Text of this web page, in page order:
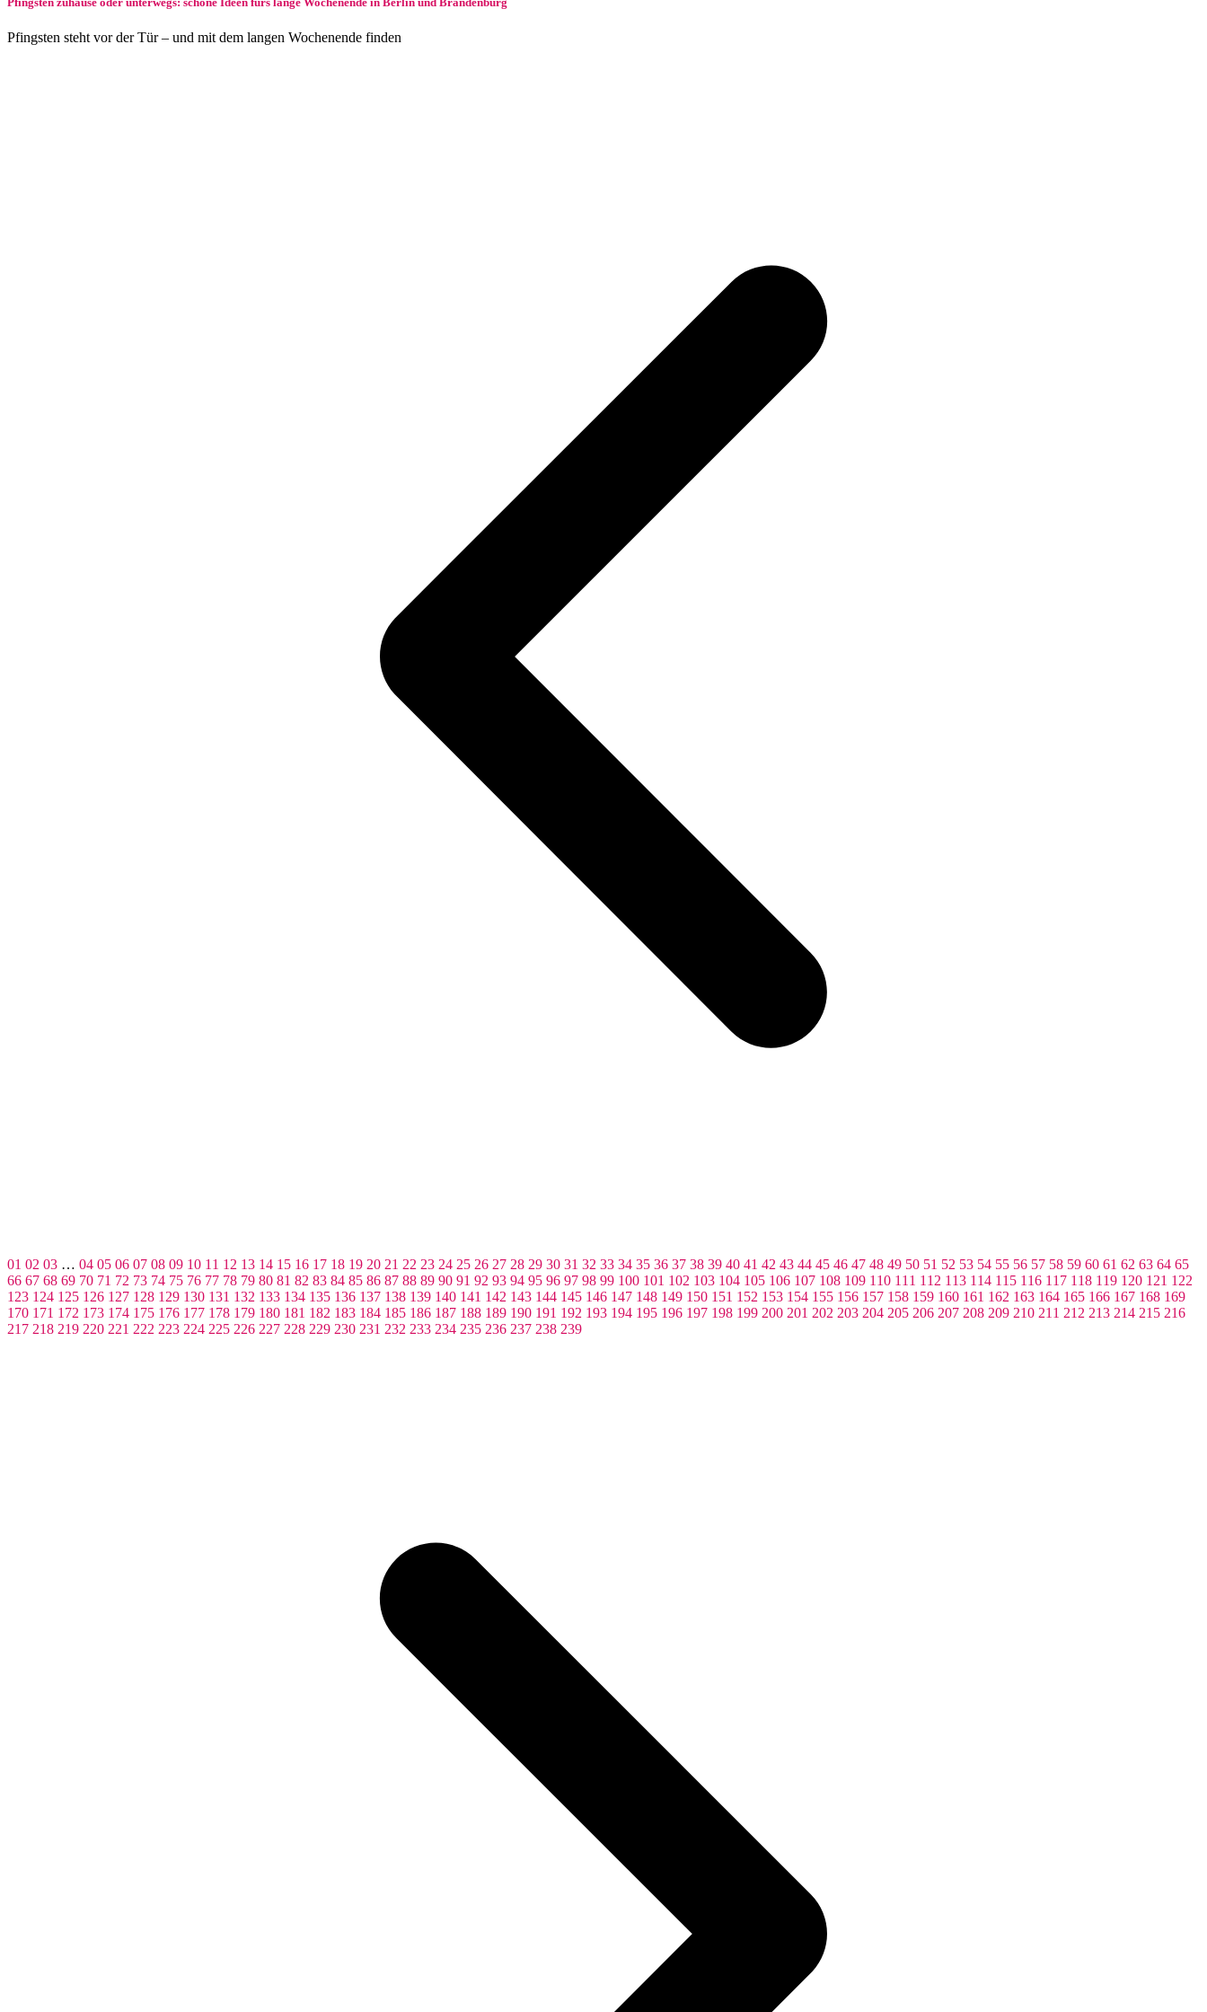
Pfingsten steht vor der Tür – und mit dem langen Wochenende finden
01 02 03 … 04 05 06 07 08 09 10 11 12 13 14 15 16 17 18 19 20 21 22 23 24 25 26 27 28 29 30 31 32 33 34 35 36 37 38 39 40 41 42 43 44 45 46 47 48 49 50 51 52 53 54 55 56 57 58 59 60 61 62 63 64 65
66 67 68 69 70 71 72 73 74 75 76 77 78 79 80 81 82 83 84 85 86 87 88 89 90 91 92 93 94 95 96 97 98 99 100 101 102 103 104 105 106 107 108 109 110 111 112 113 114 115 116 117 118 119 120 121 122
123 124 125 126 127 128 129 130 131 132 133 134 135 136 137 138 139 140 141 142 143 144 145 146 147 148 149 150 151 152 153 154 155 156 157 158 159 160 161 162 163 164 165 166 167 168 169
170 171 172 173 174 175 176 177 178 179 180 181 182 183 184 185 186 187 188 189 190 191 192 193 194 195 196 197 198 199 200 201 202 203 204 205 206 207 208 209 210 211 212 213 214 215 216
217 218 219 220 221 222 223 224 225 226 227 228 229 230 231 232 233 234 235 236 237 238 239